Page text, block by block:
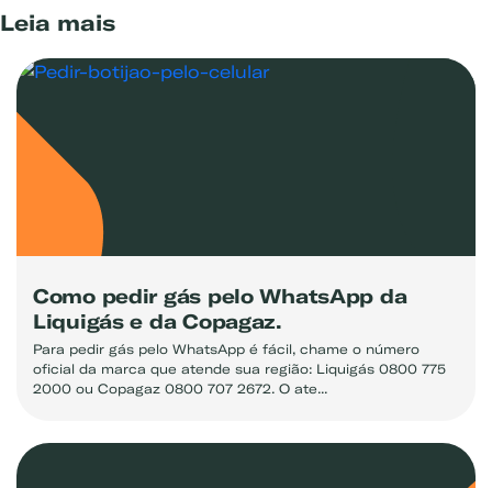
Leia mais
Como pedir gás pelo WhatsApp da
Liquigás e da Copagaz.
Para pedir gás pelo WhatsApp é fácil, chame o número
oficial da marca que atende sua região: Liquigás 0800 775
2000 ou Copagaz 0800 707 2672. O ate...